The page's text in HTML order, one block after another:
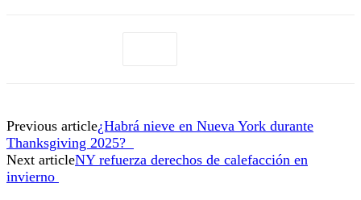
Previous article¿Habrá nieve en Nueva York durante
Thanksgiving 2025?
Next articleNY refuerza derechos de calefacción en
invierno